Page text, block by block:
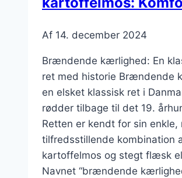
Af 14. december 2024
Brændende kærlighed: En
ret med historie Brændende
en elsket klassisk ret i
rødder tilbage til det 19.
Retten er kendt for sin enkle,
tilfredsstillende kombination
kartoffelmos og stegt flæsk
Navnet “brændende